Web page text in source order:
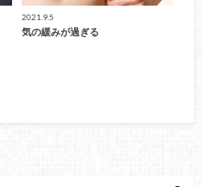
2021.9.5
気の緩みが過ぎる